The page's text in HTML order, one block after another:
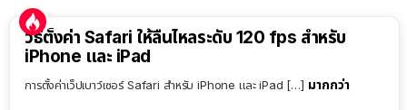
วิธีตั้งค่า Safari ให้ลื่นไหลระดับ 120 fps สำหรับ
iPhone และ iPad
การตั้งค่าเว็ปเบาว์เซอร์ Safari สำหรับ iPhone และ iPad […] มากกว่า